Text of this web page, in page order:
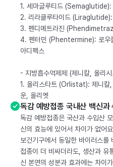
1. 세마글루티드 (Semaglutide):
2. 리라클루타이드
3. 펜디메트라진
4. 펜터민 (Phentermine): 로우
아디펙스
- 지방흡수억제제 (제니칼, 올리
1. 올리스타트 (Orlistat): 제니칼,
운, 올리엣
독감 예방접종 국내산 백신과
독감 예방접종은 국산과 수입산
신의 효능에 있어서 차이가 없어
보건기구에서 동일한 바이러스
접종이 더 비싸더라도, 생산과 유
신 본연의 성분과 효과에는 차이